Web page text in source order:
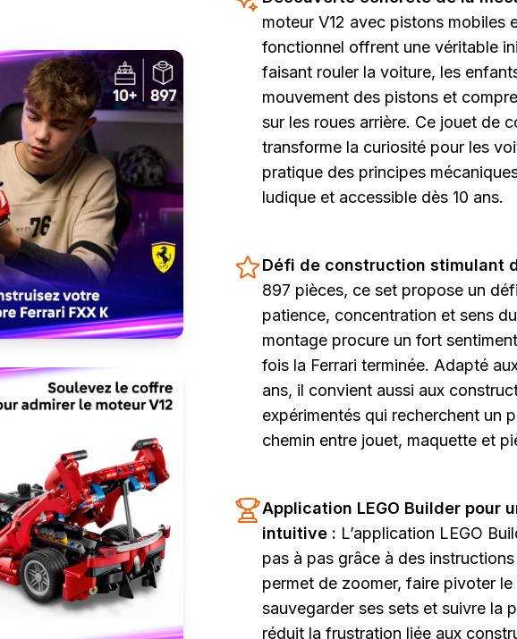
moteur V12 avec pistons mobiles
fonctionnel offrent une véritable
faisant rouler la voiture, les
mouvement des pistons et
sur les roues arrière. Ce jouet de
transforme la curiosité pour les
pratique des principes
ludique et accessible dès 10 ans.
Défi de construction stimulant
897 pièces, ce set propose un
patience, concentration et sens
montage procure un fort
fois la Ferrari terminée. Adapté
ans, il convient aussi aux
expérimentés qui recherchent un
chemin entre jouet, maquette et
Application LEGO Builder pour
intuitive : L’application LEGO
pas à pas grâce à des
permet de zoomer, faire pivoter
sauvegarder ses sets et suivre la
réduit la frustration liée aux